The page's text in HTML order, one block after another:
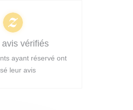
avis vérifiés
ayant réservé ont
leur avis